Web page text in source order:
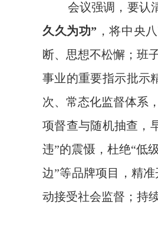
会议强调，要认
久久为功” ，将中央
断、思想不松懈；班
事业的重要指示批示
次、常态化监督体系
项督查与随机抽查，
违”的震慑，杜绝“低
边”等品牌项目，精
动接受社会监督；持